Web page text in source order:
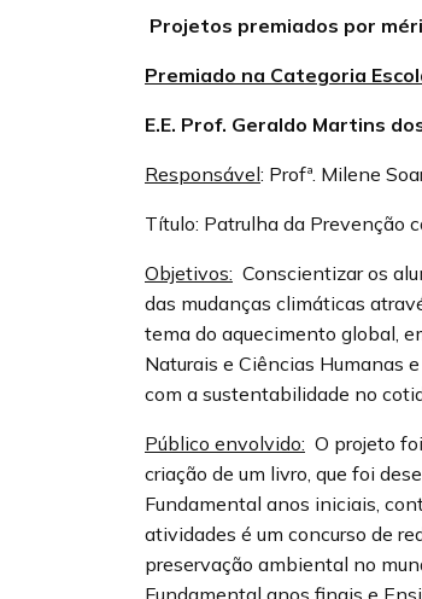
Projetos premiados por
Premiado na Categoria
E.E. Prof. Geraldo Martins
Responsável: Profª. Milene
Título: Patrulha da Prevenção
Objetivos: Conscientizar os
das mudanças climáticas
tema do aquecimento global,
Naturais e Ciências Humanas
com a sustentabilidade no
Público envolvido: O projeto
criação de um livro, que foi
Fundamental anos iniciais,
atividades é um concurso de
preservação ambiental no
Fundamental anos finais e